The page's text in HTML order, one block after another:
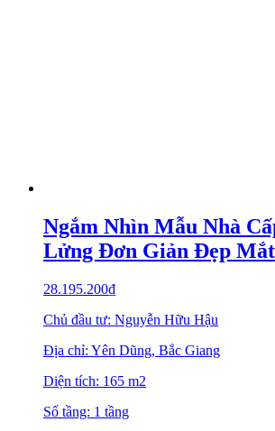
Ngắm Nhìn Mẫu Nhà
Lửng Đơn Giản Đẹp Mắt
28.195.200₫
Chủ đầu tư: Nguyễn Hữu Hậu
Địa chỉ: Yên Dũng, Bắc Giang
Diện tích: 165 m2
Số tầng: 1 tầng